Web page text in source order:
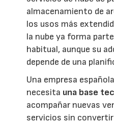
almacenamiento de
los usos más
la nube ya forma
habitual, aunque su
depende de una
Una empresa
necesita una base
acompañar nuevas
servicios sin